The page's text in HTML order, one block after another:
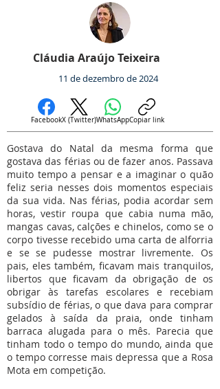
Cláudia Araújo Teixeira
11 de dezembro de 2024
FacebookX (Twitter)WhatsAppCopiar link
Gostava do Natal da mesma forma que
gostava das férias ou de fazer anos. Passava
muito tempo a pensar e a imaginar o quão
feliz seria nesses dois momentos especiais
da sua vida. Nas férias, podia acordar sem
horas, vestir roupa que cabia numa mão,
mangas cavas, calções e chinelos, como se o
corpo tivesse recebido uma carta de alforria
e se se pudesse mostrar livremente. Os
pais, eles também, ficavam mais tranquilos,
libertos que ficavam da obrigação de os
obrigar às tarefas escolares e recebiam
subsídio de férias, o que dava para comprar
gelados à saída da praia, onde tinham
barraca alugada para o mês. Parecia que
tinham todo o tempo do mundo, ainda que
o tempo corresse mais depressa que a Rosa
Mota em competição.